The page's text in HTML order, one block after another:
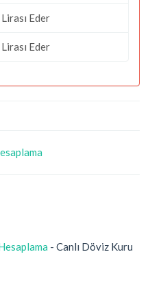
Eder
Eder
- Canlı Döviz Kuru